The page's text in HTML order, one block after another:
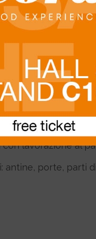
tramite la
internazionali
e con
lavorazione al
antine, porte, parti